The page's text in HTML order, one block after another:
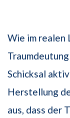
Wie im realen
Schicksal
Herstellung
aus, dass der